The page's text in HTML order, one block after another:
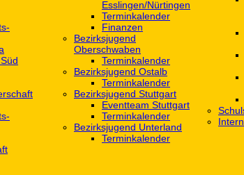
‎Esslingen/Nürtingen
Terminkalender
Finanzen
Bezirksjugend
Oberschwaben
Terminkalender
Bezirksjugend Ostalb
Terminkalender
Bezirksjugend Stuttgart
‎Eventteam Stuttgart
Terminkalender
Bezirksjugend Unterland
Terminkalender